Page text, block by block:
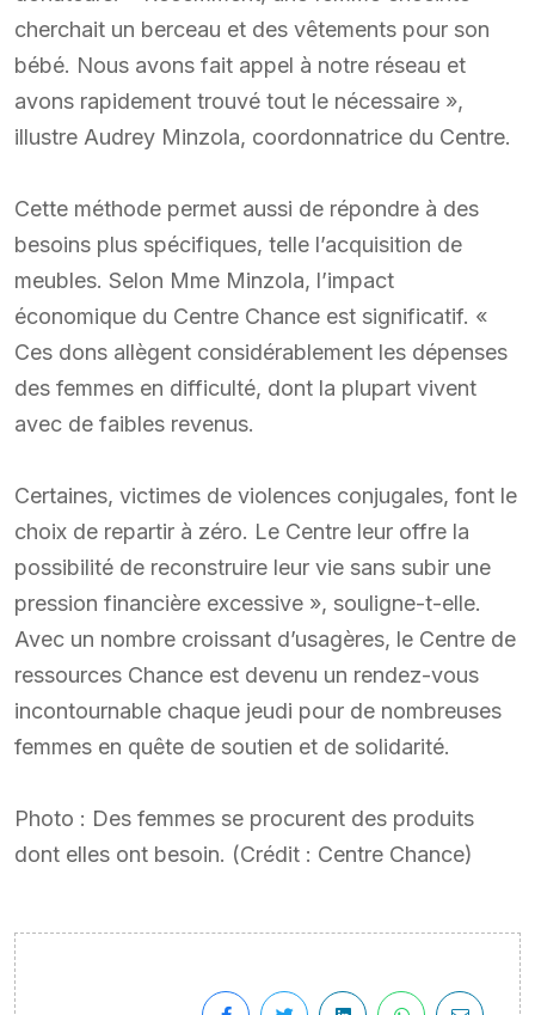
cherchait un berceau et des vêtements pour son
bébé. Nous avons fait appel à notre réseau et
avons rapidement trouvé tout le nécessaire »,
illustre Audrey Minzola, coordonnatrice du Centre.
Cette méthode permet aussi de répondre à des
besoins plus spécifiques, telle l’acquisition de
meubles. Selon Mme Minzola, l’impact
économique du Centre Chance est significatif. «
Ces dons allègent considérablement les dépenses
des femmes en difficulté, dont la plupart vivent
avec de faibles revenus.
Certaines, victimes de violences conjugales, font le
choix de repartir à zéro. Le Centre leur offre la
possibilité de reconstruire leur vie sans subir une
pression financière excessive », souligne-t-elle.
Avec un nombre croissant d’usagères, le Centre de
ressources Chance est devenu un rendez-vous
incontournable chaque jeudi pour de nombreuses
femmes en quête de soutien et de solidarité.
Photo : Des femmes se procurent des produits
dont elles ont besoin. (Crédit : Centre Chance)